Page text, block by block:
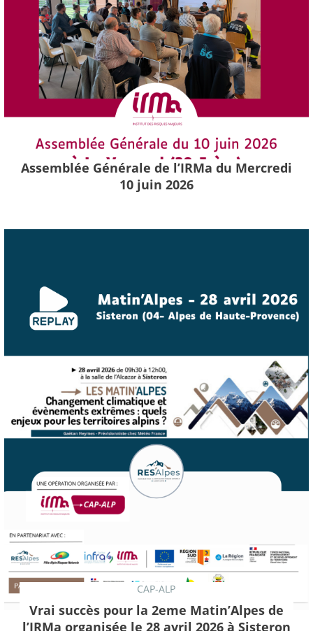
Assemblée Générale de l’IRMa du Mercredi
10 juin 2026
CAP-ALP
Vrai succès pour la 2eme Matin’Alpes de
l’IRMa organisée le 28 avril 2026 à Sisteron